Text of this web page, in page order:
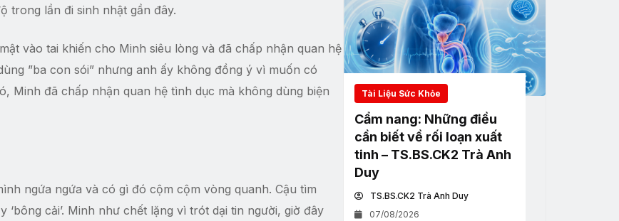
trong lần đi sinh nhật gần đây.
vào tai khiến cho Minh siêu lòng và đã chấp nhận quan hệ
”ba con sói” nhưng anh ấy không đồng ý vì muốn có
Minh đã chấp nhận quan hệ tình dục mà không dùng biện
ngứa ngứa và có gì đó cộm cộm vòng quanh. Cậu tìm
cải’. Minh như chết lặng vì trót dại tin người, giờ đây
Tài Liệu Sức Khỏe
Cẩm nang: Những điều
cần biết về rối loạn xuất
tinh – TS.BS.CK2 Trà Anh
Duy
TS.BS.CK2 Trà Anh Duy
07/08/2026